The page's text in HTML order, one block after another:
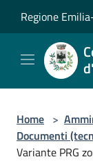
Regione
Home >
Documenti
Variante PRG